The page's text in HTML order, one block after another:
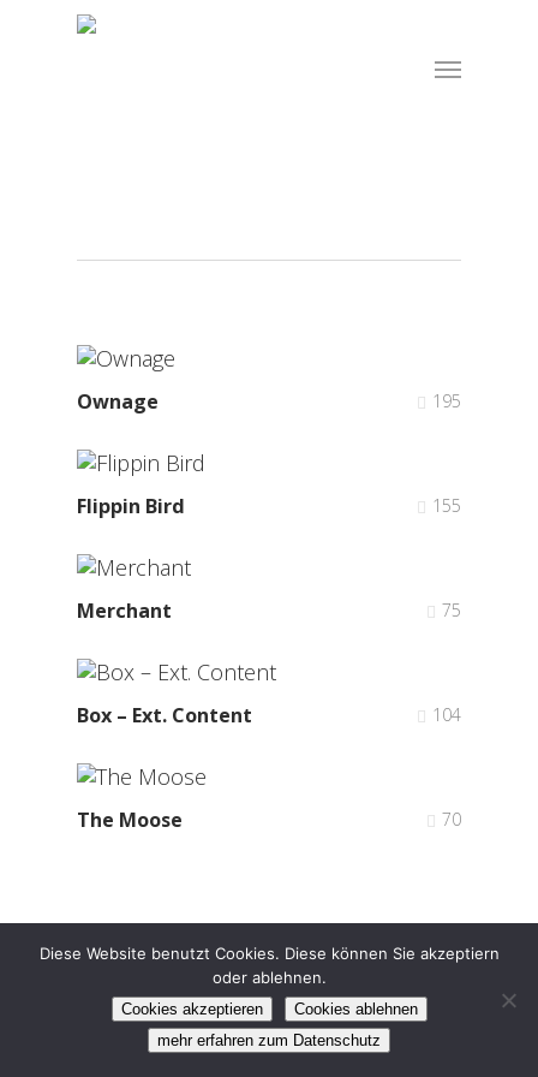
Menu
Ownage 195
Flippin Bird 155
Merchant 75
Box – Ext. Content 104
The Moose 70
Impressum Datenschutz
instagram
Diese Website benutzt Cookies. Diese können Sie akzeptiern
oder ablehnen.
Cookies akzeptieren
Cookies ablehnen
mehr erfahren zum Datenschutz